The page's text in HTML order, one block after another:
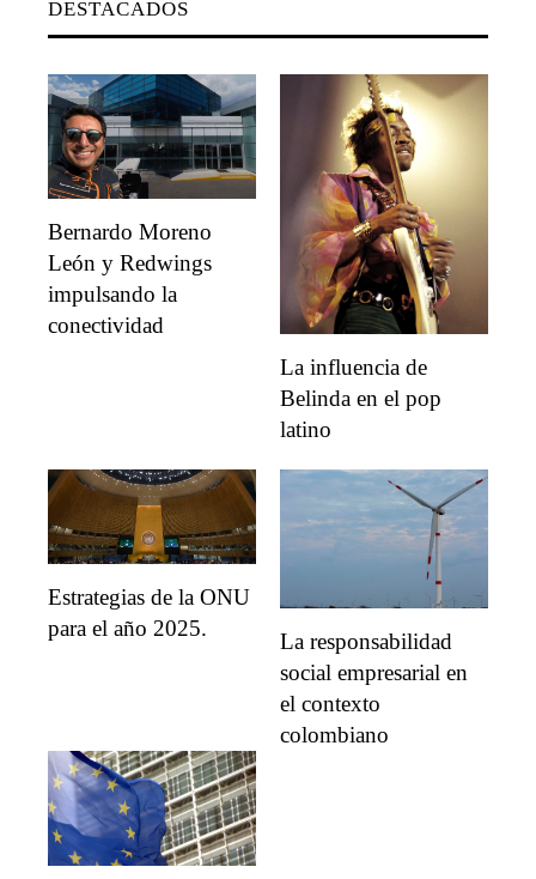
DESTACADOS
Bernardo Moreno
León y Redwings
impulsando la
conectividad
La influencia de
Belinda en el pop
latino
Estrategias de la ONU
para el año 2025.
La responsabilidad
social empresarial en
el contexto
colombiano